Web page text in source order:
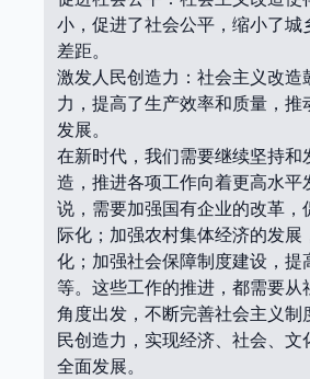
小，促进了社会公平，缩小了城
差距。
激发人民创造力：社会主义改造
力，提高了生产效率和质量，推
发展。
在新时代，我们需要继续坚持和
造，推进各项工作向着更高水平
说，需要加强国有企业的改革，
际化；加强农村集体经济的发展
化；加强社会保障制度建设，提
等。这些工作的推进，都需要从
角度出发，不断完善社会主义制
民创造力，实现经济、社会、文
全面发展。